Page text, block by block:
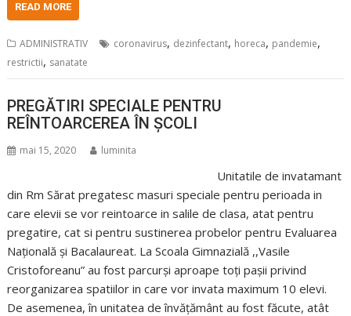
READ MORE
ADMINISTRATIV coronavirus, dezinfectant, horeca, pandemie,
restrictii, sanatate
PREGĂTIRI SPECIALE PENTRU
REÎNTOARCEREA ÎN ȘCOLI
mai 15, 2020 luminita
Unitatile de invatamant
din Rm Sărat pregatesc masuri speciale pentru perioada in
care elevii se vor reintoarce in salile de clasa, atat pentru
pregatire, cat si pentru sustinerea probelor pentru Evaluarea
Națională și Bacalaureat. La Scoala Gimnazială ,,Vasile
Cristoforeanu” au fost parcurși aproape toți pașii privind
reorganizarea spatiilor in care vor invata maximum 10 elevi.
De asemenea, în unitatea de învățământ au fost făcute, atât